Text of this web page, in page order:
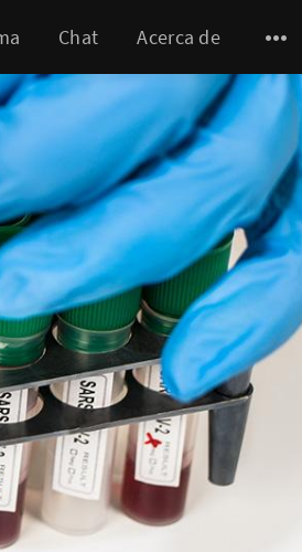
Chat Acerca de